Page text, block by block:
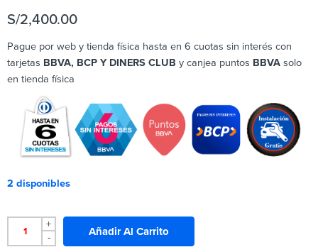
S/2,400.00
Pague por web y tienda física hasta en 6 cuotas sin interés con
tarjetas BBVA, BCP Y DINERS CLUB y canjea puntos BBVA solo
en tienda física
2 disponibles
+
-
Añadir Al Carrito